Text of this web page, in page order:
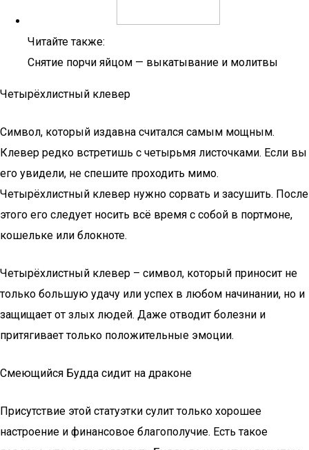
Читайте также:
Снятие порчи яйцом — выкатывание и молитвы
Четырёхлистный клевер
Символ, который издавна считался самым мощным.
Клевер редко встретишь с четырьмя листочками. Если вы
его увидели, не спешите проходить мимо.
Четырёхлистный клевер нужно сорвать и засушить. После
этого его следует носить всё время с собой в портмоне,
кошельке или блокноте.
Четырёхлистный клевер – символ, который приносит не
только большую удачу или успех в любом начинании, но и
защищает от злых людей. Даже отводит болезни и
притягивает только положительные эмоции.
Смеющийся Будда сидит на драконе
Присутствие этой статуэтки сулит только хорошее
настроение и финансовое благополучие. Есть такое